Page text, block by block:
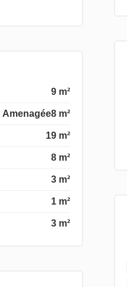
9 m²
8 m²
Amenagée
19 m²
8 m²
3 m²
1 m²
3 m²